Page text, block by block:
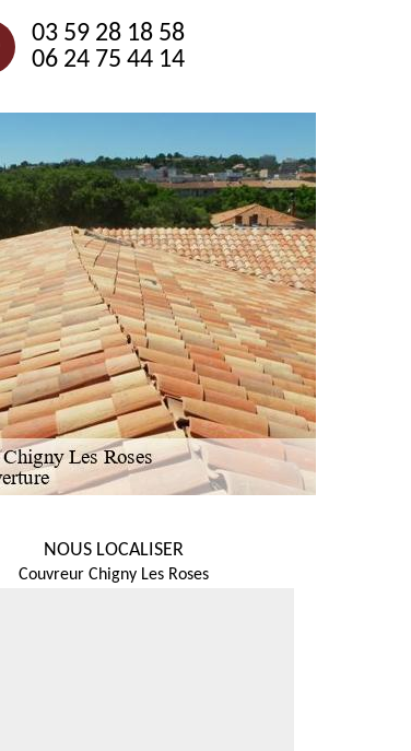
03 59 28 18 58
06 24 75 44 14
NOUS LOCALISER
Couvreur Chigny Les Roses